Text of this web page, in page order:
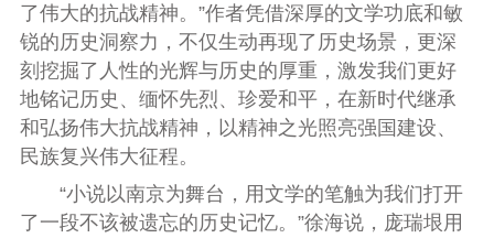
了伟大的抗战精神。”作者凭借深厚的文学功底和敏
锐的历史洞察力，不仅生动再现了历史场景，更深
刻挖掘了人性的光辉与历史的厚重，激发我们更好
地铭记历史、缅怀先烈、珍爱和平，在新时代继承
和弘扬伟大抗战精神，以精神之光照亮强国建设、
民族复兴伟大征程。
“小说以南京为舞台，用文学的笔触为我们打开
了一段不该被遗忘的历史记忆。”徐海说，庞瑞垠用